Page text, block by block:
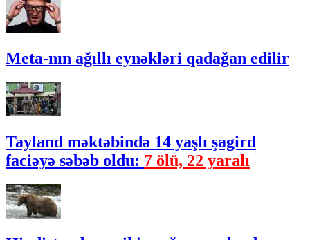
Meta-nın ağıllı eynəkləri qadağan edilir
Tayland məktəbində 14 yaşlı şagird
faciəyə səbəb oldu: 7 ölü, 22 yaralı